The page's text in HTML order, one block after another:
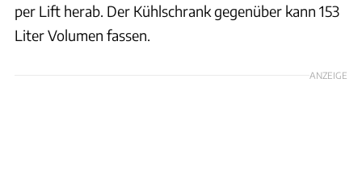
per Lift herab. Der Kühlschrank gegenüber kann 153
Liter Volumen fassen.
ANZEIGE